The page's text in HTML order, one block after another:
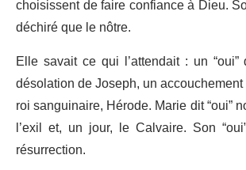
choisissent de faire confiance à Dieu.
déchiré que le nôtre.
Elle savait ce qui l’attendait : un
désolation de Joseph, un
roi sanguinaire, Hérode. Marie dit “oui”
l’exil et, un jour, le Calvaire. Son
résurrection.